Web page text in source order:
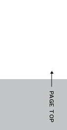
PAGE TOP